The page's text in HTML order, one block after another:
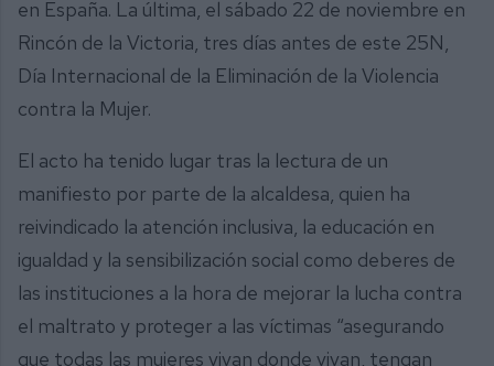
en España. La última, el sábado 22 de noviembre en
Rincón de la Victoria, tres días antes de este 25N,
Día Internacional de la Eliminación de la Violencia
contra la Mujer.
El acto ha tenido lugar tras la lectura de un
manifiesto por parte de la alcaldesa, quien ha
reivindicado la atención inclusiva, la educación en
igualdad y la sensibilización social como deberes de
las instituciones a la hora de mejorar la lucha contra
el maltrato y proteger a las víctimas “asegurando
que todas las mujeres vivan donde vivan, tengan